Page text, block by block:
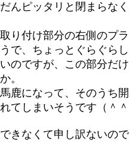
んピッタリと閉まらな
り付け部分の右側のプ
で、ちょっとぐらぐら
のですが、この部分だ
。
鹿になって、そのうち
てしまいそうです（＾
きなくて申し訳ないの